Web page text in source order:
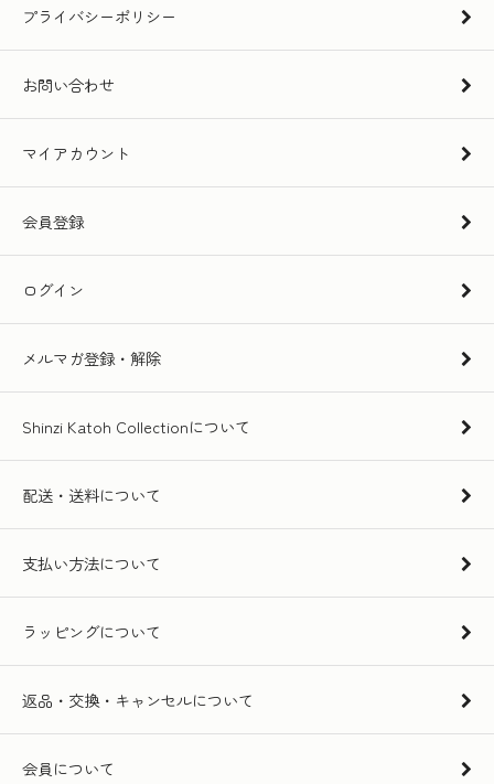
プライバシーポリシー
お問い合わせ
マイアカウント
会員登録
ログイン
メルマガ登録・解除
Shinzi Katoh Collectionについて
配送・送料について
支払い方法について
ラッピングについて
返品・交換・キャンセルについて
会員について